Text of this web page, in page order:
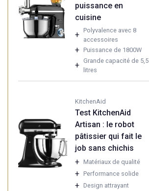
puissance en
cuisine
+ Polyvalence avec 8
accessoires
+ Puissance de 1800W
+ Grande capacité de 5,5
litres
KitchenAid
Test KitchenAid
Artisan : le robot
pâtissier qui fait le
job sans chichis
+ Matériaux de qualité
+ Performance solide
+ Design attrayant